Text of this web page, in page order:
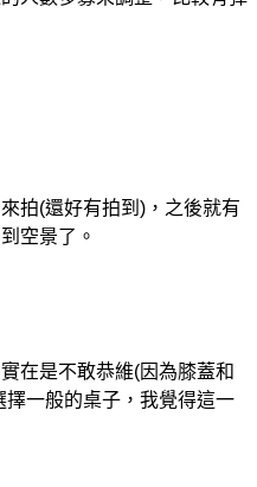
拍(還好有拍到)，之後就有
空景了。
在是不敢恭維(因為膝蓋和
一般的桌子，我覺得這一